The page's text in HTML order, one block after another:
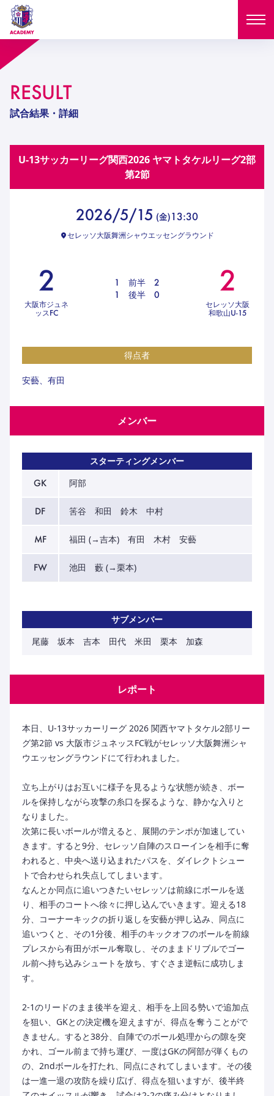
ニュース
U-18 U-15
ガールズU-18
試合日程
MATCH
試合日程
和歌山U-15
ガールズU-15
PLAYERS
U-15
ガールズU-18
アカデミー
ハナサカクラブ
RESULT
試合結果・詳細
U-13サッカーリーグ関⻄2026 ヤマトタケルリーグ2部
第2節
2026/5/15 (金)13:30
セレッソ大阪舞洲シャウエッセングラウンド
2
セレッソ大阪
和歌山U-15
2
前半
1
0
後半
1
2
大阪市ジュネ
ッスFC
得点者
安藝、有田
メンバー
スターティングメンバー
GK
阿部
DF 筈谷 和田 鈴木 中村
MF 福田 (→吉本) 有田 木村 安藝
FW 池田 藪 (→栗本)
サブメンバー
尾藤 坂本 吉本 田代 米田 栗本 加森
レポート
本日、U-13サッカーリーグ 2026 関西ヤマトタケル2部リー
グ第2節 vs 大阪市ジュネッスFC戦がセレッソ大阪舞洲シャ
ウエッセングラウンドにて行われました。
立ち上がりはお互いに様子を見るような状態が続き、ボー
ルを保持しながら攻撃の糸口を探るような、静かな入りと
なりました。
次第に長いボールが増えると、展開のテンポが加速してい
きます。すると9分、セレッソ自陣のスローインを相手に奪
われると、中央へ送り込まれたパスを、ダイレクトシュー
トで合わせられ失点してしまいます。
なんとか同点に追いつきたいセレッソは前線にボールを送
り、相手のコートへ徐々に押し込んでいきます。迎える18
分、コーナーキックの折り返しを安藝が押し込み、同点に
追いつくと、その1分後、相手のキックオフのボールを前線
プレスから有田がボール奪取し、そのままドリブルでゴー
ル前へ持ち込みシュートを放ち、すぐさま逆転に成功しま
す。
2-1のリードのまま後半を迎え、相手を上回る勢いで追加点
を狙い、GKとの決定機を迎えますが、得点を奪うことがで
きません。すると38分、自陣でのボール処理からの隙を突
かれ、ゴール前まで持ち運び、一度はGKの阿部が弾くもの
の、2ndボールを打たれ、同点にされてしまいます。その後
は一進一退の攻防を繰り広げ、得点を狙いますが、後半終